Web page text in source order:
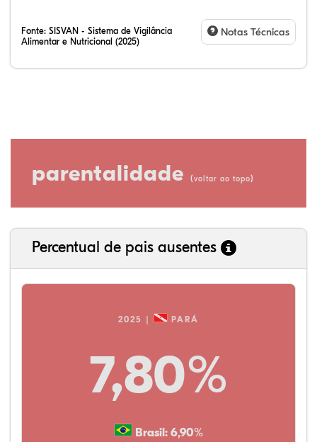
Fonte: SISVAN - Sistema de Vigilância
Alimentar e Nutricional (2025)
Notas Técnicas
parentalidade (voltar ao topo)
Percentual de pais ausentes
2025 | PARÁ
7,80%
Brasil: 6,90%